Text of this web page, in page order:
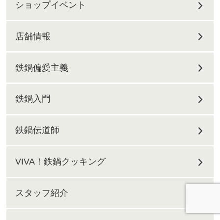
ショップイベント
店舗情報
鉄鍋偏愛主義
鉄鍋入門
鉄鍋伝道師
VIVA！鉄鍋クッキング
スタッフ紹介